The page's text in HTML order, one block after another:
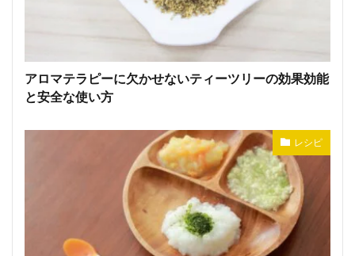
アロマテラピーに欠かせないティーツリーの効果効能
と安全な使い方
レシピ